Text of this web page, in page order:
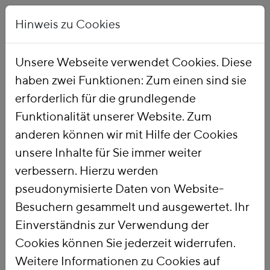
DAS FÖS
Forum Ökologisch-
Soziale Marktwirtschaft
DasForum Ökologisch-Soziale
Hinweis zu Cookies
Unsere Webseite verwendet Cookies. Diese
haben zwei Funktionen: Zum einen sind sie
erforderlich für die grundlegende
Funktionalität unserer Website. Zum
anderen können wir mit Hilfe der Cookies
unsere Inhalte für Sie immer weiter
verbessern. Hierzu werden
pseudonymisierte Daten von Website-
Besuchern gesammelt und ausgewertet. Ihr
Einverständnis zur Verwendung der
Cookies können Sie jederzeit widerrufen.
Weitere Informationen zu Cookies auf